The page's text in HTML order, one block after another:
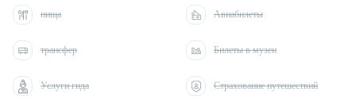
пища Авиабилеты
трансфер Билеты в музеи
Услуги гида Страхование путешествий